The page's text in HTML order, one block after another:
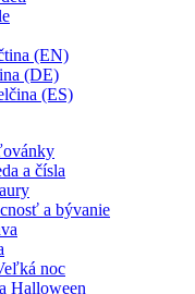
(EN)
(DE)
(ES)
a čísla
a bývanie
noc
Halloween